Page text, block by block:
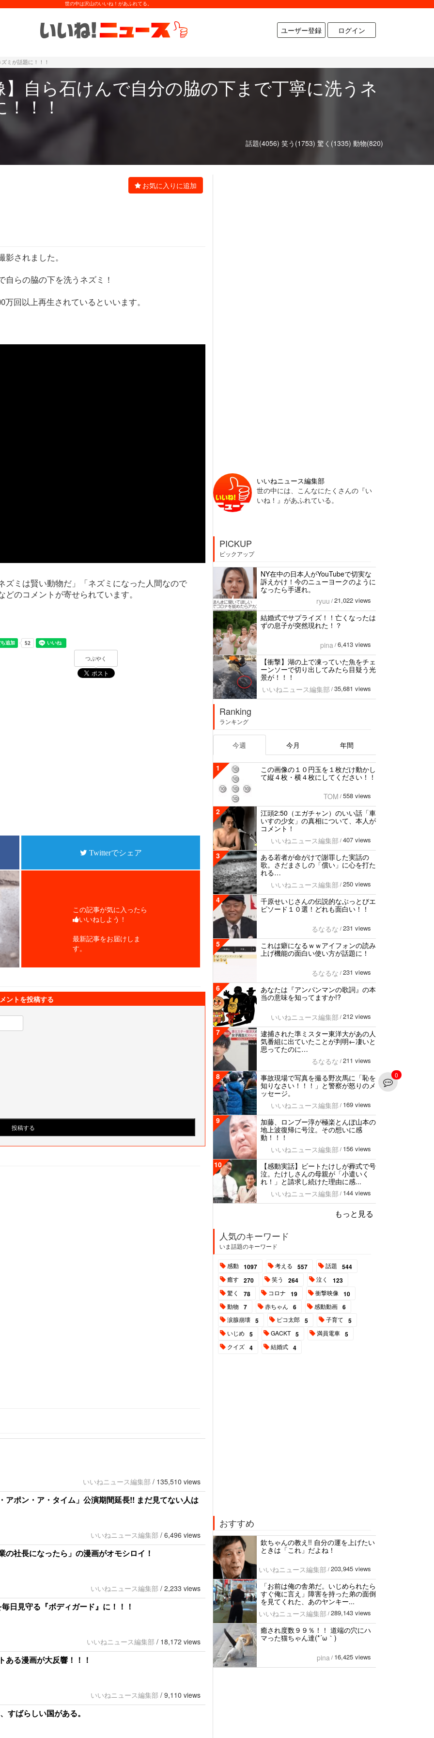
世の中は沢山のいいね！があふれてる。
ユーザー登録 ログイン
ミが話題に！！！
】自ら石けんで自分の脇の下まで丁寧に洗うネ
！！
話題(4056) 笑う(1753) 驚く(1335) 動物(820)
お気に入りに追加
されました。
らの脇の下を洗うネズミ！
回以上再生されているといいます。
ズミは賢い動物だ」「ネズミになった人間なので
のコメントが寄せられています。
つぶやく
Twitterでシェア
この記事が気に入ったら
いいねしよう！
最新記事をお届けしま
す。
0
ントを投稿する
いいねニュース編集部 / 135,510 views
アポン・ア・タイム」公演期間延長!! まだ見てない人は
いいねニュース編集部 / 6,496 views
の社長になったら」の漫画がオモシロイ！
いいねニュース編集部 / 2,233 views
日見守る『ボディガード』に！！！
いいねニュース編集部 / 18,172 views
ある漫画が大反響！！！
いいねニュース編集部 / 9,110 views
すばらしい国がある。
いいねニュース編集部
世の中には、こんなにたくさんの『い
いね！』があふれている。
PICKUP
ピックアップ
NY在中の日本人がYouTubeで切実な
訴えかけ！今のニューヨークのように
なったら手遅れ。
ryuu / 21,022 views
結婚式でサプライズ！！亡くなったは
ずの息子が突然現れた！？
pina / 6,413 views
【衝撃】湖の上で凍っていた魚をチェ
ーンソーで切り出してみたら目疑う光
景が！！！
いいねニュース編集部 / 35,681 views
Ranking
ランキング
今週 今月 年間
1
この画像の１０円玉を１枚だけ動かし
て縦４枚・横４枚にしてください！！
TOM / 558 views
2
江頭2:50（エガチャン）のいい話「車
いすの少女」の真相について、本人が
コメント！
いいねニュース編集部 / 407 views
3
ある若者が命がけで謝罪した実話の
歌。さだまさしの「償い」に心を打た
れる…
いいねニュース編集部 / 250 views
4
千原せいじさんの伝説的なぶっとびエ
ピソード１０選！どれも面白い！！
るなるな / 231 views
5
これは癖になるｗｗアイフォンの読み
上げ機能の面白い使い方が話題に！
るなるな / 231 views
6
あなたは『アンパンマンの歌詞』の本
当の意味を知ってますか!?
いいねニュース編集部 / 212 views
7
逮捕された準ミスター東洋大があの人
気番組に出ていたことが判明←凄いと
思ってたのに…
るなるな / 211 views
8
事故現場で写真を撮る野次馬に「恥を
知りなさい！！！」と警察が怒りのメ
ッセージ。
いいねニュース編集部 / 169 views
9
加藤、ロンブー淳が極楽とんぼ山本の
地上波復帰に号泣。その想いに感
動！！！
いいねニュース編集部 / 156 views
10
【感動実話】ビートたけしが葬式で号
泣。たけしさんの母親が「小遣いく
れ！」と請求し続けた理由に感...
いいねニュース編集部 / 144 views
もっと見る
人気のキーワード
いま話題のキーワード
感動 1097 考える 557 話題 544
癒す 270 笑う 264 泣く 123
驚く 78 コロナ 19 衝撃映像 10
動物 7 赤ちゃん 6 感動動画 6
涙腺崩壊 5 ピコ太郎 5 子育て 5
いじめ 5 GACKT 5 満員電車 5
クイズ 4 結婚式 4
おすすめ
欽ちゃんの教え!! 自分の運を上げたい
ときは「これ」だよね！
いいねニュース編集部 / 203,945 views
「お前は俺の舎弟だ。いじめられたら
すぐ俺に言え」障害を持った弟の面倒
を見てくれた、あのヤンキー...
いいねニュース編集部 / 289,143 views
癒され度数９９％！！ 道端の穴にハ
マった猫ちゃん達(*´ω｀)
pina / 16,425 views